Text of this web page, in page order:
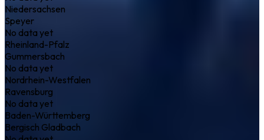
Niedersachsen
Speyer
No data yet
Rheinland-Pfalz
Gummersbach
No data yet
Nordrhein-Westfalen
Ravensburg
No data yet
Baden-Württemberg
Bergisch Gladbach